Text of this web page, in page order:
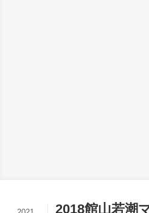
2018館山若潮